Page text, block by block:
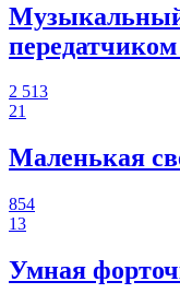
Музыкальный
2 513
21
Маленькая
854
13
Умная